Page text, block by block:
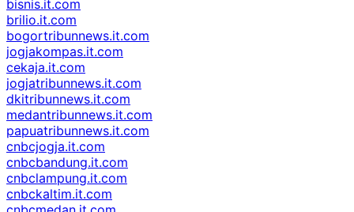
bisnis.it.com
brilio.it.com
bogortribunnews.it.com
jogjakompas.it.com
cekaja.it.com
jogjatribunnews.it.com
dkitribunnews.it.com
medantribunnews.it.com
papuatribunnews.it.com
cnbcjogja.it.com
cnbcbandung.it.com
cnbclampung.it.com
cnbckaltim.it.com